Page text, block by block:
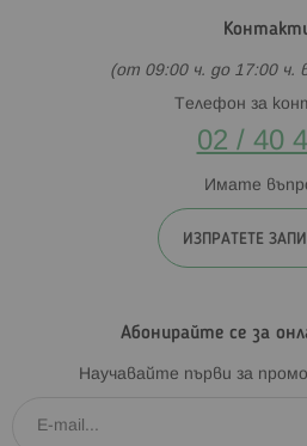
(от 09:00 ч. до 17:00 ч.
Телефон за
02 / 40
Имате
ИЗПРАТЕТЕ
Абонирайте се за
Научавайте първи за